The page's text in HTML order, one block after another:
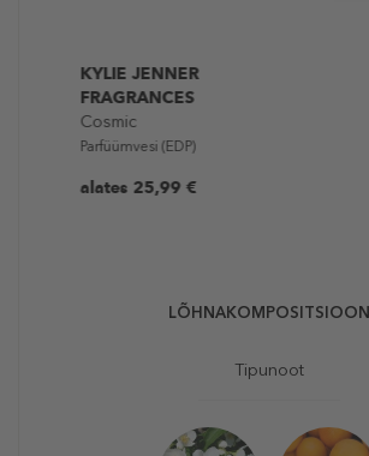
LÕHNAKOMPOSITSIOON
Tipunoot